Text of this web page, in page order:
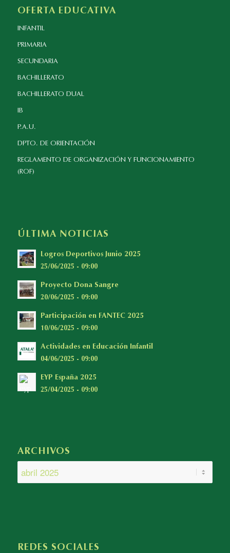
OFERTA EDUCATIVA
INFANTIL
PRIMARIA
SECUNDARIA
BACHILLERATO
BACHILLERATO DUAL
IB
P.A.U.
DPTO. DE ORIENTACIÓN
REGLAMENTO DE ORGANIZACIÓN Y FUNCIONAMIENTO
(ROF)
ÚLTIMA NOTICIAS
Logros Deportivos Junio 2025
25/06/2025 - 09:00
Proyecto Dona Sangre
20/06/2025 - 09:00
Participación en FANTEC 2025
10/06/2025 - 09:00
Actividades en Educación Infantil
04/06/2025 - 09:00
EYP España 2025
25/04/2025 - 09:00
ARCHIVOS
REDES SOCIALES